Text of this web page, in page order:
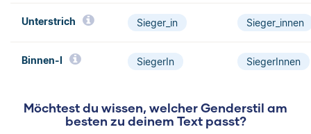
Unterstrich Sieger_in Sieger_innen
Binnen-I SiegerIn SiegerInnen
Möchtest du wissen, welcher Genderstil am
besten zu deinem Text passt?